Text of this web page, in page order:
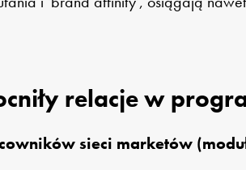
relacje w
sieci marketów